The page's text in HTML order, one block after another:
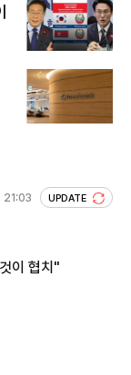
21:03 UPDATE
이 협치"